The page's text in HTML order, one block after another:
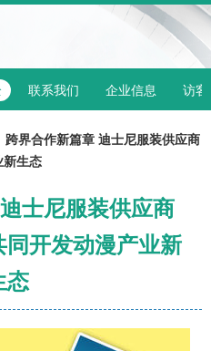
联系我们 企业信息 访客
跨界合作新篇章 迪士尼服装供应商
新生态
士尼服装供应商
开发动漫产业新
态